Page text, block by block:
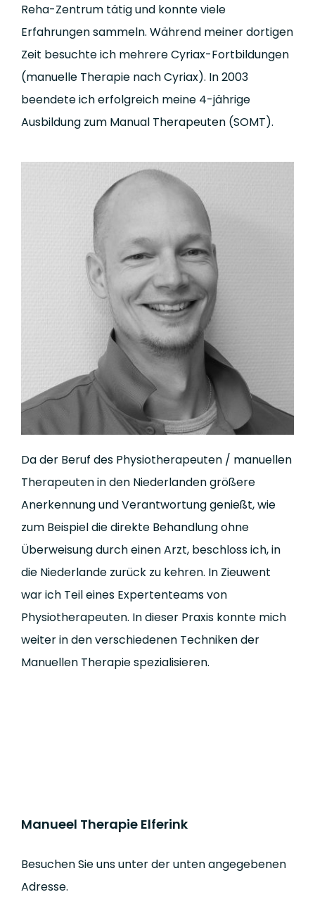
Reha-Zentrum tätig und konnte viele
Erfahrungen sammeln. Während meiner dortigen
Zeit besuchte ich mehrere Cyriax-Fortbildungen
(manuelle Therapie nach Cyriax). In 2003
beendete ich erfolgreich meine 4-jährige
Ausbildung zum Manual Therapeuten (SOMT).
Da der Beruf des Physiotherapeuten / manuellen
Therapeuten in den Niederlanden größere
Anerkennung und Verantwortung genießt, wie
zum Beispiel die direkte Behandlung ohne
Überweisung durch einen Arzt, beschloss ich, in
die Niederlande zurück zu kehren. In Zieuwent
war ich Teil eines Expertenteams von
Physiotherapeuten. In dieser Praxis konnte mich
weiter in den verschiedenen Techniken der
Manuellen Therapie spezialisieren.
Manueel Therapie Elferink
Besuchen Sie uns unter der unten angegebenen
Adresse.